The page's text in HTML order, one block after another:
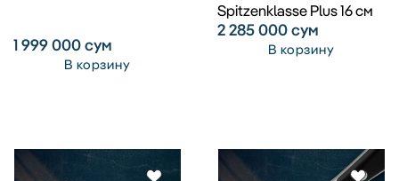
1 999 000сум
В корзину
Spitzenklasse Plus 16 см
2 285 000сум
В корзину